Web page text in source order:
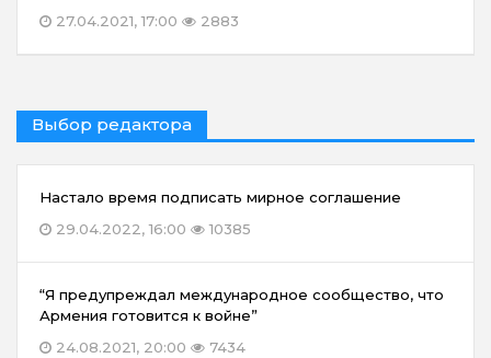
27.04.2021, 17:00
2883
Выбор редактора
Настало время подписать мирное соглашение
29.04.2022, 16:00
10385
“Я предупреждал международное сообщество, что
Армения готовится к войне”
24.08.2021, 20:00
7434